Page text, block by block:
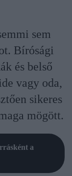
sem
Bírósági
és belső
vagy oda,
sikeres
mögött.
a